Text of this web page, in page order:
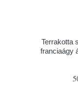
Terrakotta
franciaágy